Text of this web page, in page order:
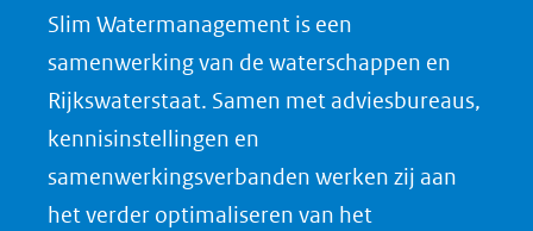
n
o
p
L
i
n
Slim Watermanagement is een
samenwerking van de waterschappen en
Rijkswaterstaat. Samen met adviesbureaus,
kennisinstellingen en
samenwerkingsverbanden werken zij aan
het verder optimaliseren van het